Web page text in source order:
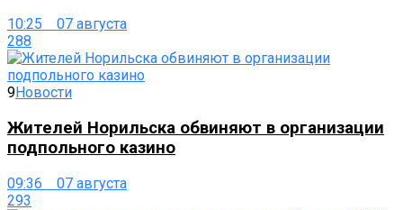
10:25 07 августа
288
9Новости
Жителей Норильска обвиняют в организации
подпольного казино
09:36 07 августа
293